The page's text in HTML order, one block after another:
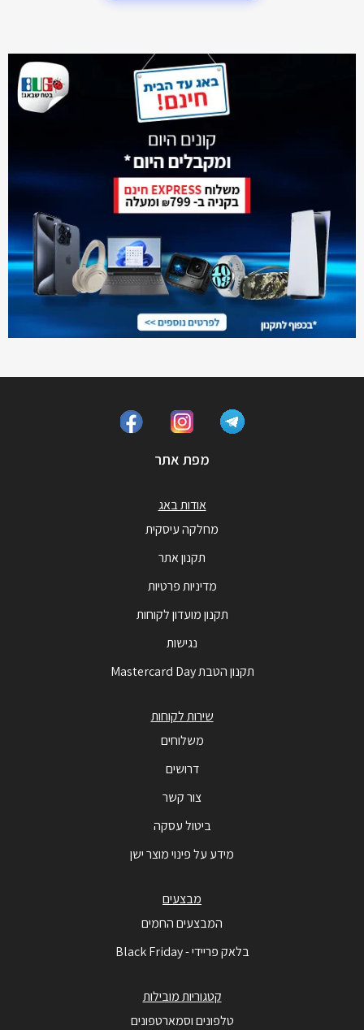
מפת אתר
אודות באג
מחלקה עיסקית
תקנון אתר
מדיניות פרטיות
תקנון מועדון לקוחות
נגישות
תקנון הטבת Mastercard Day
שירות לקוחות
משלוחים
דרושים
צור קשר
ביטול עסקה
מידע על פינוי מוצר ישן
מבצעים
המבצעים החמים
בלאק פריידי - Black Friday
קטגוריות מובילות
טלפונים וסמארטפונים